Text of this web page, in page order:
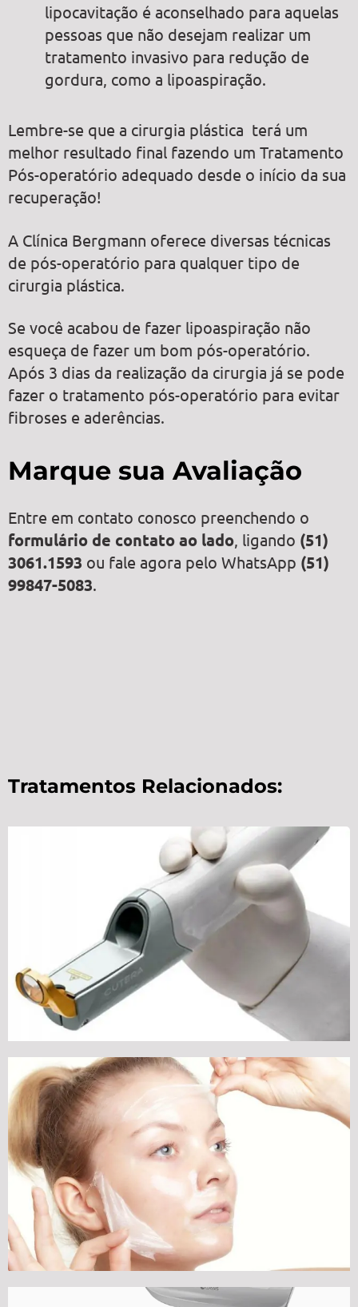
lipocavitação é aconselhado para aquelas
pessoas que não desejam realizar um
tratamento invasivo para redução de
gordura, como a lipoaspiração.
Lembre-se que a cirurgia plástica terá um
melhor resultado final fazendo um Tratamento
Pós-operatório adequado desde o início da sua
recuperação!
A Clínica Bergmann oferece diversas técnicas
de pós-operatório para qualquer tipo de
cirurgia plástica.
Se você acabou de fazer lipoaspiração não
esqueça de fazer um bom pós-operatório.
Após 3 dias da realização da cirurgia já se pode
fazer o tratamento pós-operatório para evitar
fibroses e aderências.
Marque sua Avaliação
Entre em contato conosco preenchendo o
formulário de contato ao lado , ligando (51)
3061.1593 ou fale agora pelo WhatsApp (51)
99847-5083.
Tratamentos Relacionados: